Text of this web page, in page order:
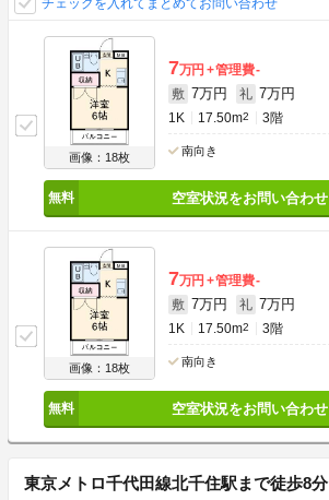
チェックを入れてまとめてお問い合わせ
画像：18枚
7万円 管理費-
敷 7万円 礼 7万円
1K 17.50m2 3階
南向き
空室状況をお問い合わせ
画像：18枚
7万円 管理費-
敷 7万円 礼 7万円
1K 17.50m2 3階
南向き
空室状況をお問い合わせ
東京メトロ千代田線北千住駅まで徒歩8分